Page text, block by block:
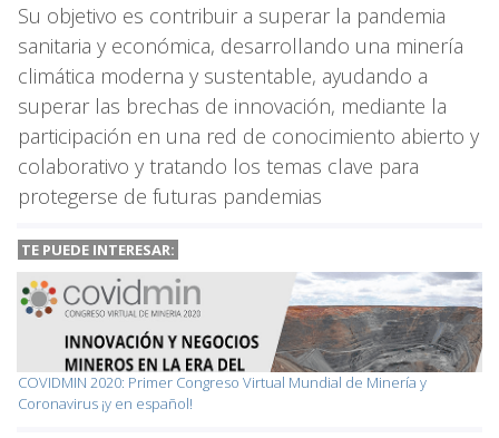
Su objetivo es contribuir a superar la pandemia
sanitaria y económica, desarrollando una minería
climática moderna y sustentable, ayudando a
superar las brechas de innovación, mediante la
participación en una red de conocimiento abierto y
colaborativo y tratando los temas clave para
protegerse de futuras pandemias
TE PUEDE INTERESAR:
COVIDMIN 2020: Primer Congreso Virtual Mundial de Minería y
Coronavirus ¡y en español!